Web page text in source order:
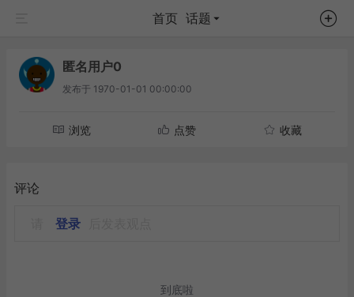
首页 话题
匿名用户0
发布于 1970-01-01 00:00:00
浏览 点赞 收藏
评论
登录
到底啦